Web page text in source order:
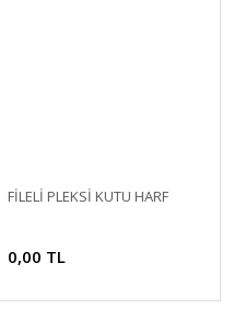
FİLELİ PLEKSİ KUTU HARF
0,00 TL